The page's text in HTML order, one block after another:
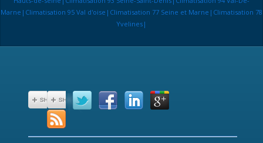
Marne|Climatisation 95 Val d'oise|Climatisation 77 Seine et Marne|Climatisation 78
Yvelines|